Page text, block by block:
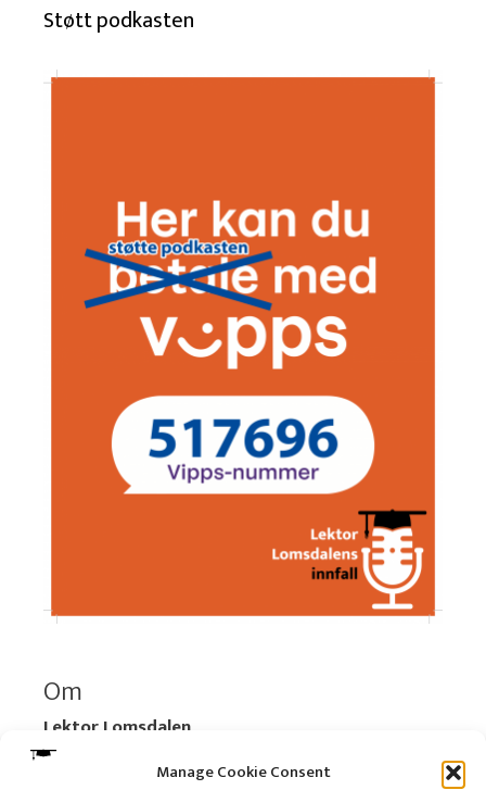
Manage Cookie Consent
Støtt podkasten
Om
Lektor Lomsdalen
Organisasjonsnummer:
920 712 312 MVA